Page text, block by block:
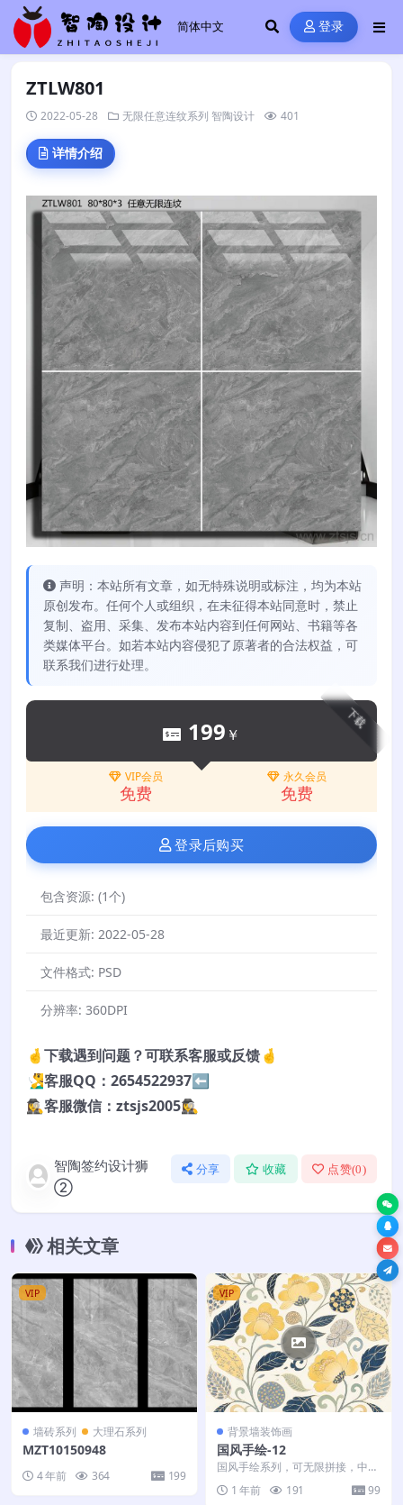
登录
ZTLW801
2022-05-28 无限任意连纹系列 智陶设计 401
详情介绍
声明：本站所有文章，如无特殊说明或标注，均为本站
原创发布。任何个人或组织，在未征得本站同意时，禁止
复制、盗用、采集、发布本站内容到任何网站、书籍等各
类媒体平台。如若本站内容侵犯了原著者的合法权益，可
联系我们进行处理。
下载
199 ￥
VIP会员
免费
永久会员
免费
登录后购买
包含资源: (1个)
最近更新: 2022-05-28
文件格式: PSD
分辨率: 360DPI
🤞下载遇到问题？可联系客服或反馈🤞
🧏‍♂️客服QQ：2654522937⬅️
🕵️‍♀️客服微信：ztsjs2005🕵️‍♀️
智陶签约设计狮
②
分享 收藏 点赞(0)
相关文章
VIP
墙砖系列 大理石系列
MZT10150948
4 年前 364 199
VIP
背景墙装饰画
国风手绘-12
国风手绘系列，可无限拼接，中国
图，可用于喷墨打印，数...
1 年前 191 99